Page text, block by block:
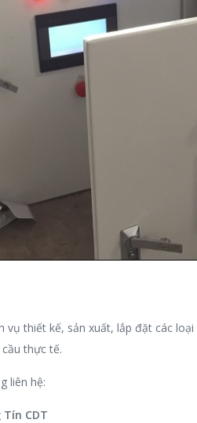
vụ thiết kế, sản xuất, lắp đặt các
thực tế.
liên hệ:
CDT